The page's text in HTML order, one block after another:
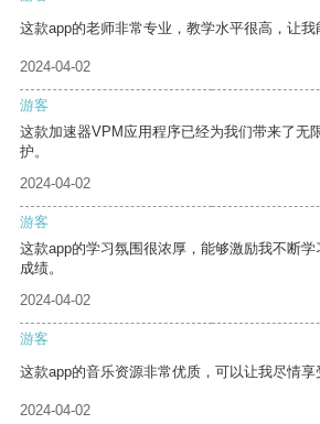
这款app的老师非常专业，教学水平很高，让我
2024-04-02
游客
这款加速器VPM应用程序已经为我们带来了无
护。
2024-04-02
游客
这款app的学习氛围很浓厚，能够激励我不断
成绩。
2024-04-02
游客
这款app的音乐资源非常优质，可以让我尽情享
2024-04-02